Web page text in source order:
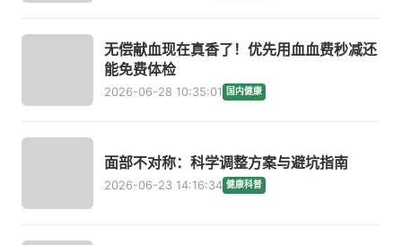
无偿献血现在真香了！优先用血血费秒减还
能免费体检
2026-06-28 10:35:01 国内健康
面部不对称：科学调整方案与避坑指南
2026-06-23 14:16:34 健康科普